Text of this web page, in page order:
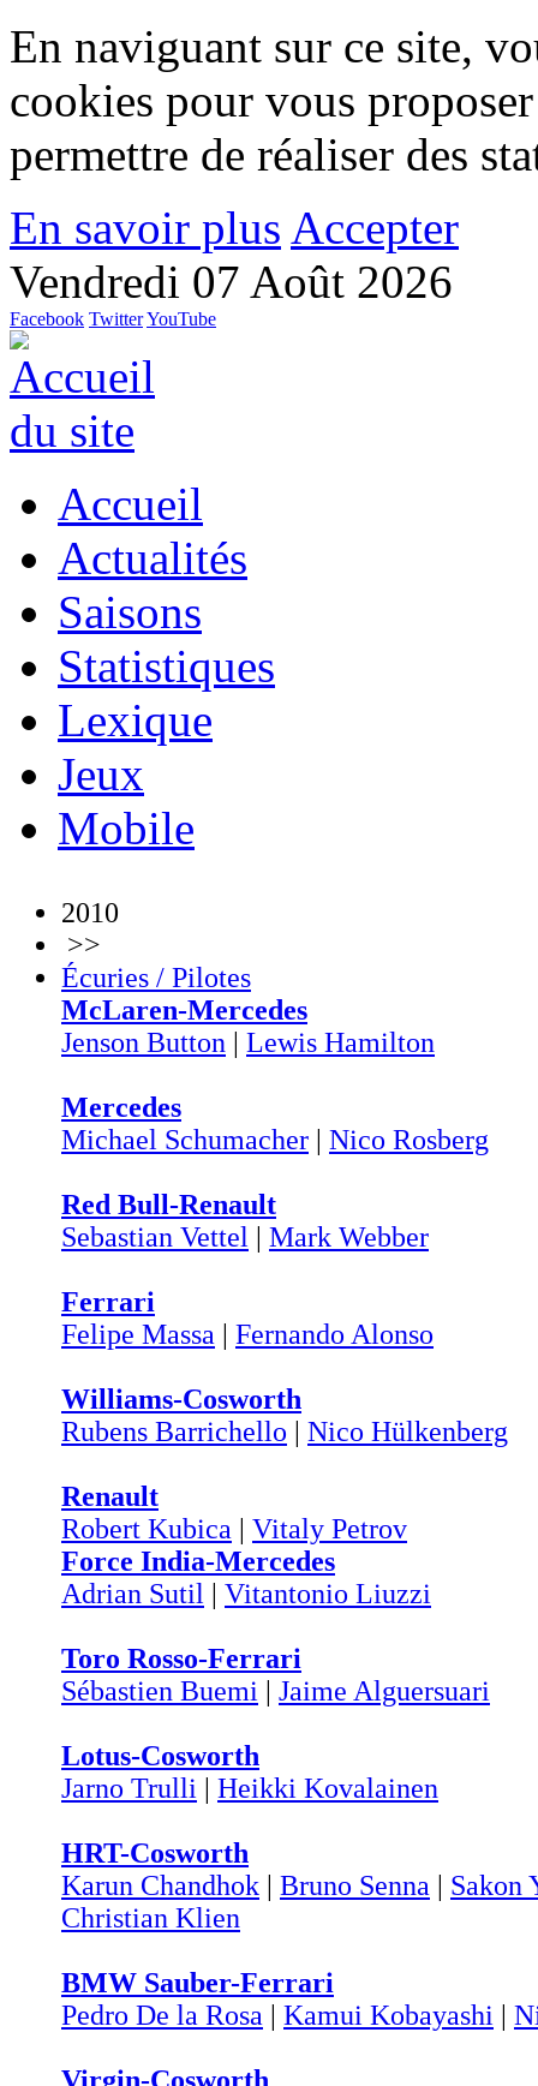
En naviguant sur ce site,
cookies pour vous
permettre de réaliser des
En savoir plus Accepter
Vendredi 07 Août 2026
Facebook TwitterYouTube
Accueil
Actualités
Saisons
Statistiques
Lexique
Jeux
Mobile
2010
>>
Écuries / Pilotes
McLaren-Mercedes
Jenson Button | Lewis Hamilton
Mercedes
Michael Schumacher | Nico Rosberg
Red Bull-Renault
Sebastian Vettel | Mark Webber
Ferrari
Felipe Massa | Fernando Alonso
Williams-Cosworth
Rubens Barrichello | Nico Hülkenberg
Renault
Robert Kubica | Vitaly Petrov
Force India-Mercedes
Adrian Sutil | Vitantonio Liuzzi
Toro Rosso-Ferrari
Sébastien Buemi | Jaime Alguersuari
Lotus-Cosworth
Jarno Trulli | Heikki Kovalainen
HRT-Cosworth
Karun Chandhok | Bruno Senna | Sakon
Christian Klien
BMW Sauber-Ferrari
Pedro De la Rosa | Kamui Kobayashi |